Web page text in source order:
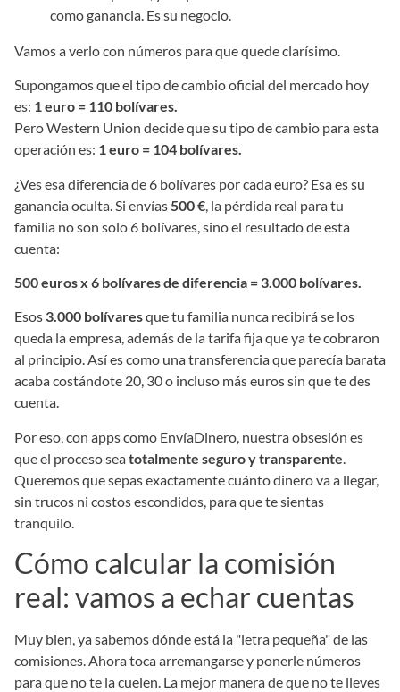
como ganancia. Es su negocio.
Vamos a verlo con números para que quede clarísimo.
Supongamos que el tipo de cambio oficial del mercado hoy
es: 1 euro = 110 bolívares.
Pero Western Union decide que su tipo de cambio para esta
operación es: 1 euro = 104 bolívares.
¿Ves esa diferencia de 6 bolívares por cada euro? Esa es su
ganancia oculta. Si envías 500 € , la pérdida real para tu
familia no son solo 6 bolívares, sino el resultado de esta
cuenta:
500 euros x 6 bolívares de diferencia = 3.000 bolívares.
Esos 3.000 bolívaresque tu familia nunca recibirá se los
queda la empresa, además de la tarifa fija que ya te cobraron
al principio. Así es como una transferencia que parecía barata
acaba costándote 20, 30 o incluso más euros sin que te des
cuenta.
Por eso, con apps como EnvíaDinero, nuestra obsesión es
que el proceso seatotalmente seguro y transparente
Queremos que sepas exactamente cuánto dinero va a llegar,
sin trucos ni costos escondidos, para que te sientas
tranquilo.
Cómo calcular la comisión
real: vamos a echar cuentas
Muy bien, ya sabemos dónde está la "letra pequeña" de las
comisiones. Ahora toca arremangarse y ponerle números
para que no te la cuelen. La mejor manera de que no te lleves